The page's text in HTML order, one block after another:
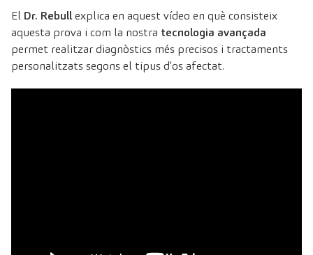
El Dr. Rebullexplica en aquest vídeo en què consisteix
aquesta prova i com la nostra tecnologia avançada
permet realitzar diagnòstics més precisos i tractaments
personalitzats segons el tipus d’os afectat.